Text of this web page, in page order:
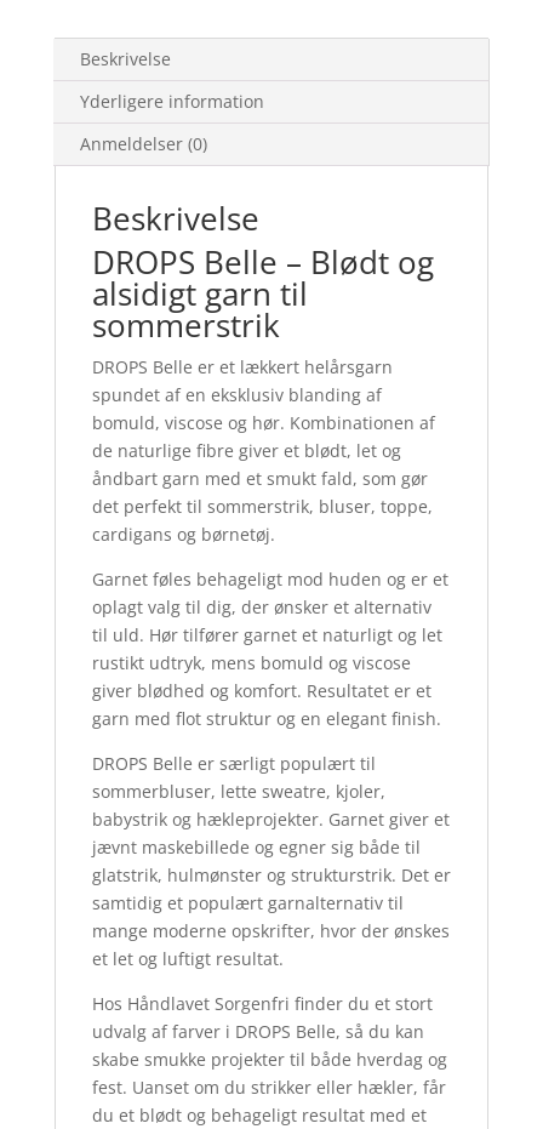
Beskrivelse
Yderligere information
Anmeldelser (0)
Beskrivelse
DROPS Belle – Blødt og
alsidigt garn til
sommerstrik
DROPS Belle er et lækkert helårsgarn
spundet af en eksklusiv blanding af
bomuld, viscose og hør. Kombinationen af
de naturlige fibre giver et blødt, let og
åndbart garn med et smukt fald, som gør
det perfekt til sommerstrik, bluser, toppe,
cardigans og børnetøj.
Garnet føles behageligt mod huden og er et
oplagt valg til dig, der ønsker et alternativ
til uld. Hør tilfører garnet et naturligt og let
rustikt udtryk, mens bomuld og viscose
giver blødhed og komfort. Resultatet er et
garn med flot struktur og en elegant finish.
DROPS Belle er særligt populært til
sommerbluser, lette sweatre, kjoler,
babystrik og hækleprojekter. Garnet giver et
jævnt maskebillede og egner sig både til
glatstrik, hulmønster og strukturstrik. Det er
samtidig et populært garnalternativ til
mange moderne opskrifter, hvor der ønskes
et let og luftigt resultat.
Hos Håndlavet Sorgenfri finder du et stort
udvalg af farver i DROPS Belle, så du kan
skabe smukke projekter til både hverdag og
fest. Uanset om du strikker eller hækler, får
du et blødt og behageligt resultat med et